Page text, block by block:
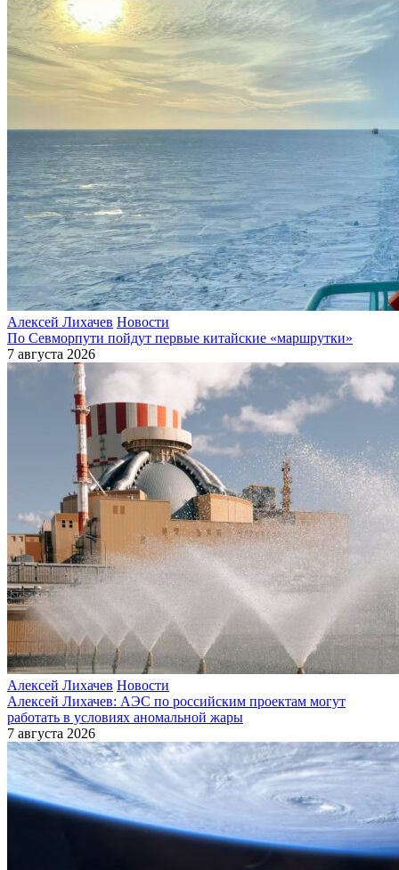
Алексей Лихачев Новости
По Севморпути пойдут первые китайские «маршрутки»
7 августа 2026
Алексей Лихачев Новости
Алексей Лихачев: АЭС по российским проектам могут
работать в условиях аномальной жары
7 августа 2026